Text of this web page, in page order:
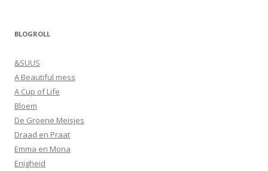
BLOGROLL
&SUUS
A Beautiful mess
A Cup of Life
Bloem
De Groene Meisjes
Draad en Praat
Emma en Mona
Enigheid